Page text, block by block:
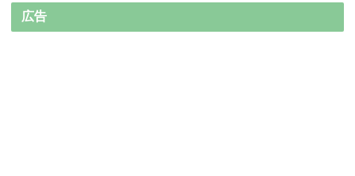
広告